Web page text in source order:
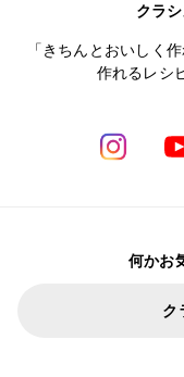
クラ
「きちんとおいしく
作れるレシ
何かお
ク